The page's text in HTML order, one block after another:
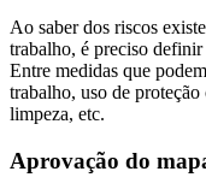
Ao saber dos riscos
trabalho, é preciso
Entre medidas que
trabalho, uso de
limpeza, etc.
Aprovação do